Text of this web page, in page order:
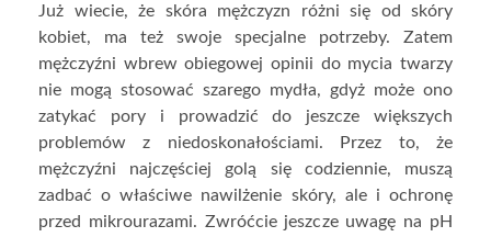
Już wiecie, że skóra mężczyzn różni się od skóry
kobiet, ma też swoje specjalne potrzeby. Zatem
mężczyźni wbrew obiegowej opinii do mycia twarzy
nie mogą stosować szarego mydła, gdyż może ono
zatykać pory i prowadzić do jeszcze większych
problemów z niedoskonałościami. Przez to, że
mężczyźni najczęściej golą się codziennie, muszą
zadbać o właściwe nawilżenie skóry, ale i ochronę
przed mikrourazami. Zwróćcie jeszcze uwagę na pH